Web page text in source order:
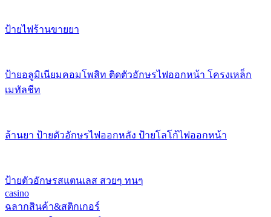
ป้ายไฟร้านขายยา
ป้ายอลูมิเนียมคอมโพสิท ติดตัวอักษรไฟออกหน้า โครงเหล็ก
เมทัลชีท
ล้านยา ป้ายตัวอักษรไฟออกหลัง ป้ายโลโก้ไฟออกหน้า
ป้ายตัวอักษรสแตนเลส สวยๆ ทนๆ
casino
ฉลากสินค้า&สติกเกอร์